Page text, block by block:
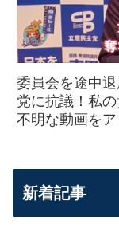
委員会を途中
党に抗議！私
不明な動画を
新着記事